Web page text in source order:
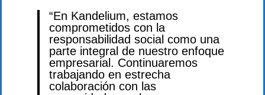
“En Kandelium, estamos
comprometidos con la
responsabilidad social como una
parte integral de nuestro enfoque
empresarial. Continuaremos
trabajando en estrecha
colaboración con las